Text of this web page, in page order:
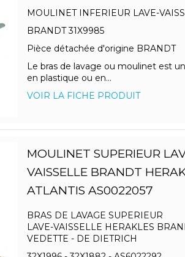
MOULINET INFERIEUR LAVE-
BRANDT 31X9985
Pièce détachée d'origine BRANDT
Le bras de lavage ou moulinet est
en plastique ou en...
VOIR LA FICHE PRODUIT
MOULINET SUPERIEUR
VAISSELLE BRANDT
ATLANTIS AS0022057
BRAS DE LAVAGE SUPERIEUR
LAVE-VAISSELLE HERAKLES
VEDETTE - DE DIETRICH